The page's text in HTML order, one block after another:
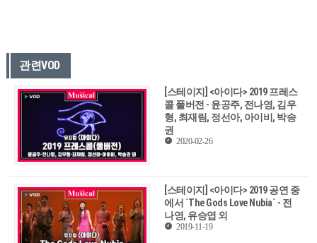
관련VOD
[스테이지] <아이다> 2019 프레스
콜 풀버전 - 윤공주, 전나영, 김우
형, 최재림, 정선아, 아이비, 박송
권
2020-02-26
[스테이지] <아이다> 2019 공연 중
에서 `The Gods Love Nubia` - 전
나영, 유승엽 외
2019-11-19